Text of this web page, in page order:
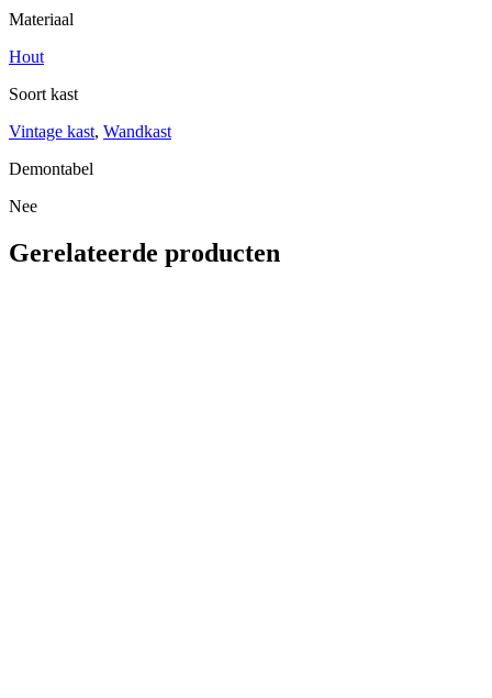
Materiaal
Hout
Soort kast
Vintage kast, Wandkast
Demontabel
Nee
Gerelateerde producten